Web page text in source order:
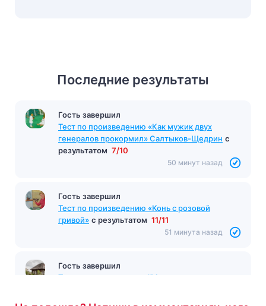
Последние результаты
Гость завершил
Тест «Вишнёвый сад» с результатом 7/16
40 минут назад
Гость завершил
Тест по произведению «Как мужик двух
генералов прокормил» Салтыков-Щедрин с
результатом 7/10
50 минут назад
Гость завершил
Тест по произведению «Конь с розовой
гривой» с результатом 11/11
51 минута назад
Гость завершил